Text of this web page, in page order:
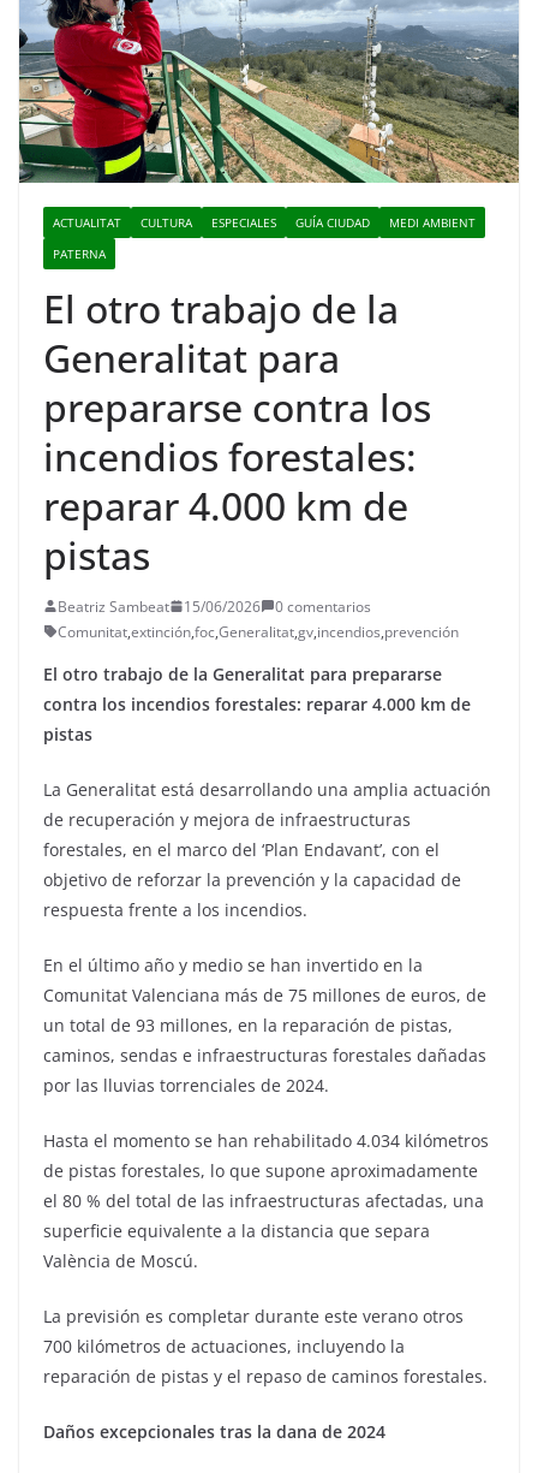
ACTUALITAT CULTURA ESPECIALES GUÍA CIUDAD
MEDI AMBIENT
PATERNA
El otro trabajo de la
Generalitat para
prepararse contra los
incendios forestales:
reparar 4.000 km de
pistas
Beatriz Sambeat 15/06/2026
0 comentarios
Comunitat,extinción,foc,Generalitat,gv,incendios,prevención
El otro trabajo de la Generalitat para prepararse
contra los incendios forestales: reparar 4.000 km de
pistas
La Generalitat está desarrollando una amplia actuación
de recuperación y mejora de infraestructuras
forestales, en el marco del ‘Plan Endavant’, con el
objetivo de reforzar la prevención y la capacidad de
respuesta frente a los incendios.
En el último año y medio se han invertido en la
Comunitat Valenciana más de 75 millones de euros, de
un total de 93 millones, en la reparación de pistas,
caminos, sendas e infraestructuras forestales dañadas
por las lluvias torrenciales de 2024.
Hasta el momento se han rehabilitado 4.034 kilómetros
de pistas forestales, lo que supone aproximadamente
el 80 % del total de las infraestructuras afectadas, una
superficie equivalente a la distancia que separa
València de Moscú.
La previsión es completar durante este verano otros
700 kilómetros de actuaciones, incluyendo la
reparación de pistas y el repaso de caminos forestales.
Daños excepcionales tras la dana de 2024